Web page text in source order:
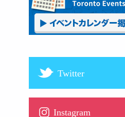
Twitter
Instagram